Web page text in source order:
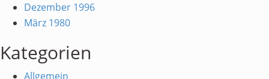
Dezember 1996
März 1980
Kategorien
Allgemein